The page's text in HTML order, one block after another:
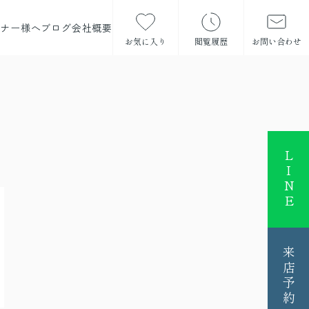
ー様へブログ会社概要
お気に入り 閲覧履歴 お問い合わせ
LINE
来店予約